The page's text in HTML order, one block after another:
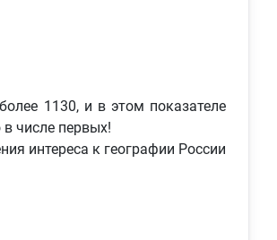
1130, и в этом показателе
числе первых!
интереса к географии России